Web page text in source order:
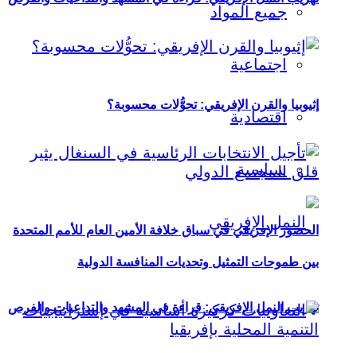
جميع المواد
اجتماعية
اقتصادية
سياسية
تهريب النمل الإفريقي: قراءة في المشهد والتداعيات والفرص
إثيوبيا والقرن الإفريقي: تحوُّلات محسوبة؟
الحضور الإفريقي في سباق خلافة الأمين العام للأمم المتحدة
بين طموحات التمثيل وتحديات المنافسة الدولية